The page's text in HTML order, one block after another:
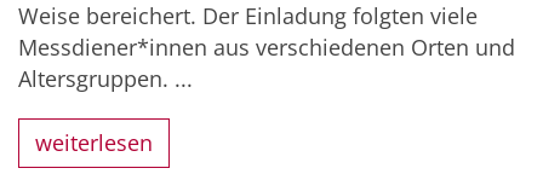
Weise bereichert. Der Einladung folgten viele
Messdiener*innen aus verschiedenen Orten und
Altersgruppen. ...
weiterlesen